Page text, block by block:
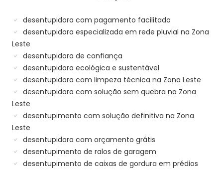
desentupidora com pagamento facilitado
desentupidora especializada em rede pluvial na Zona
Leste
desentupidora de confiança
desentupidora ecológica e sustentável
desentupidora com limpeza técnica na Zona Leste
desentupidora com solução sem quebra na Zona
Leste
desentupimento com solução definitiva na Zona
Leste
desentupidora com orçamento grátis
desentupimento de ralos de garagem
desentupimento de caixas de gordura em prédios